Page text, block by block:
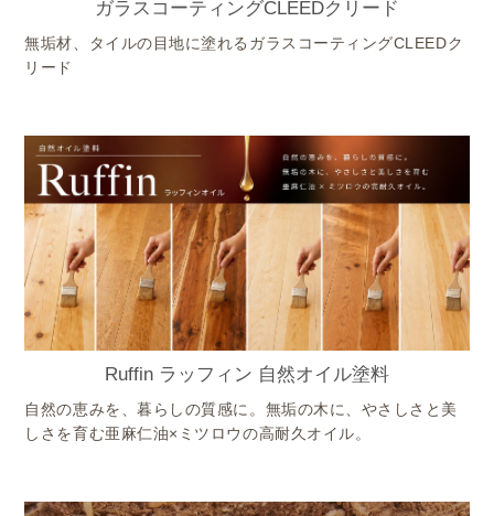
ガラスコーティングCLEEDクリード
無垢材、タイルの目地に塗れるガラスコーティングCLEEDク
リード
Ruffin ラッフィン 自然オイル塗料
自然の恵みを、暮らしの質感に。無垢の木に、やさしさと美
しさを育む亜麻仁油×ミツロウの高耐久オイル。